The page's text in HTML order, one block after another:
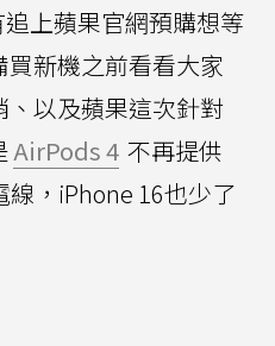
上蘋果官網預購想等
新機之前看看大家
以及蘋果這次針對
AirPods 4 不再提供
線，iPhone 16也少了